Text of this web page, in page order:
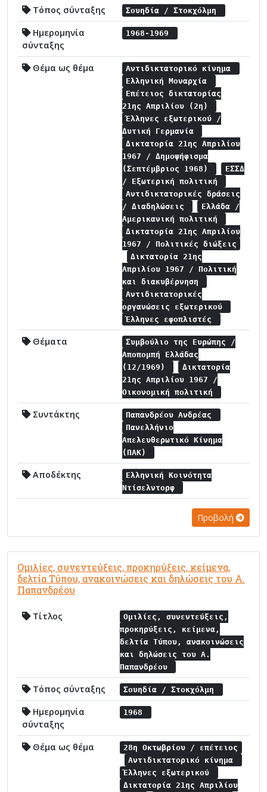
Τόπος σύνταξης Σουηδία / Στοκχόλμη
Ημερομηνία
σύνταξης
1968-1969
Θέμα ως θέμα
Αντιδικτατορικό κίνημα
Ελληνική Μοναρχία
Επέτειος δικτατορίας
21ης Απριλίου (2η)
Έλληνες εξωτερικού /
Δυτική Γερμανία
Δικτατορία 21ης Απριλίου
1967 / Δημοψήφισμα
(Σεπτέμβριος 1968)
ΕΣΣΔ
/ Εξωτερική πολιτική
Αντιδικτατορικές δράσεις
/ Διαδηλώσεις
Ελλάδα /
Αμερικανική πολιτική
Δικτατορία 21ης Απριλίου
1967 / Πολιτικές διώξεις
Δικτατορία 21ης
Απριλίου 1967 / Πολιτική
και διακυβέρνηση
Αντιδικτατορικές
οργανώσεις εξωτερικού
Έλληνες εφοπλιστές
Θέματα
Συμβούλιο της Ευρώπης /
Αποπομπή Ελλάδας
(12/1969)
Δικτατορία
21ης Απριλίου 1967 /
Οικονομική πολιτική
Συντάκτης
Παπανδρέου Ανδρέας
Πανελλήνιο
Απελευθερωτικό Κίνημα
(ΠΑΚ)
Αποδέκτης
Ελληνική Κοινότητα
Ντίσελντορφ
Προβολή
Ομιλίες, συνεντεύξεις, προκηρύξεις, κείμενα,
δελτία Τύπου, ανακοινώσεις και δηλώσεις του Α.
Παπανδρέου
Τίτλος
Ομιλίες, συνεντεύξεις,
προκηρύξεις, κείμενα,
δελτία Τύπου, ανακοινώσεις
και δηλώσεις του Α.
Παπανδρέου
Τόπος σύνταξης Σουηδία / Στοκχόλμη
Ημερομηνία
σύνταξης
1968
Θέμα ως θέμα
28η Οκτωβρίου / επέτειος
Αντιδικτατορικό κίνημα
Έλληνες εξωτερικού
Δικτατορία 21ης Απριλίου